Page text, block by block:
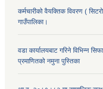
कर्मचारीको वैयक्तिक विवरण (
गाउँपालिका।
वडा कार्यालयबाट गरिने विभिन्न
प्रमाणितको नमुना पुस्तिका